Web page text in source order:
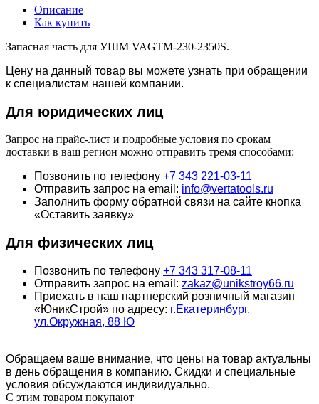
Описание
Как купить
Запасная часть для УШМ VAGTM-230-2350S.
Цену на данный товар вы можете узнать при обращении
к специалистам нашей компании.
Для юридических лиц
Запрос на прайс-лист и подробные условия по срокам
доставки в ваш регион можно отправить тремя способами:
Позвонить по телефону +7 343 221-03-11
Отправить запрос на email: info@vertatools.ru
Заполнить форму обратной связи на сайте кнопка
«Оставить заявку»
Для физических лиц
Позвонить по телефону +7 343 317-08-11
Отправить запрос на email: zakaz@unikstroy66.ru
Приехать в наш партнерский розничный магазин
«ЮникСтрой» по адресу: г.Екатеринбург,
ул.Окружная, 88 Ю
Обращаем ваше внимание, что цены на товар актуальны
в день обращения в компанию. Скидки и специальные
условия обсуждаются индивидуально.
С этим товаром покупают